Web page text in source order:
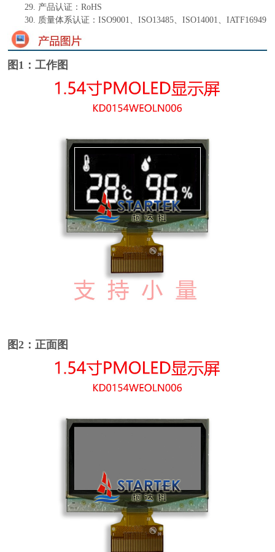
29. 产品认证： RoHS
30. 质量体系认证： ISO9001、ISO13485、ISO14001、IATF16949
图1：工作图
图2：正面图